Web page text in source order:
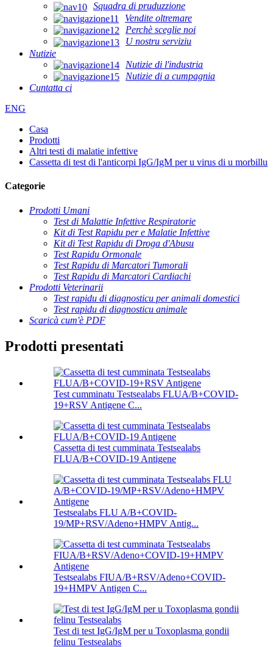
Squadra di pruduzzione
Vendite oltremare
Perchè sceglie noi
U nostru serviziu
Nutizie
Nutizie di l'industria
Nutizie di a cumpagnia
Cuntatta ci
ENG
Casa
Prodotti
Altri testi di malatie infettive
Cassetta di test di l'anticorpi IgG/IgM per u virus di u morbillu
Categorie
Prodotti Umani
Test di Malattie Infettive Respiratorie
Kit di Test Rapidu per e Malatie Infettive
Kit di Test Rapidu di Droga d'Abusu
Test Rapidu Ormonale
Test Rapidu di Marcatori Tumorali
Test Rapidu di Marcatori Cardiachi
Prodotti Veterinarii
Test rapidu di diagnosticu per animali domestici
Test rapidu di diagnosticu animale
Scaricà cum'è PDF
Prodotti presentati
Test cumminatu Testsealabs FLUA/B+COVID-
19+RSV Antigene C...
Cassetta di test cumminata Testsealabs
FLUA/B+COVID-19 Antigene
Testsealabs FLU A/B+COVID-
19/MP+RSV/Adeno+HMPV Antig...
Testsealabs FIUA/B+RSV/Adeno+COVID-
19+HMPV Antigen C...
Test di test IgG/IgM per u Toxoplasma gondii
felinu Testsealabs